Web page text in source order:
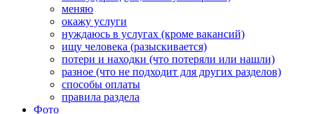
меняю
окажу услуги
нуждаюсь в услугах (кроме вакансий)
ищу человека (разыскивается)
потери и находки (что потеряли или нашли)
разное (что не подходит для других разделов)
способы оплаты
правила раздела
Фото